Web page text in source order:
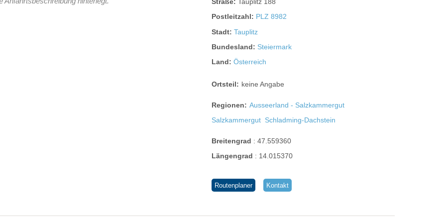
Straße:
Tauplitz 188
Postleitzahl: PLZ 8982
Stadt:Tauplitz
Bundesland: Steiermark
Land:Österreich
Ortsteil: keine Angabe
Regionen: Ausseerland - Salzkammergut
Salzkammergut Schladming-Dachstein
Breitengrad :47.559360
Längengrad : 14.015370
Routenplaner Kontakt